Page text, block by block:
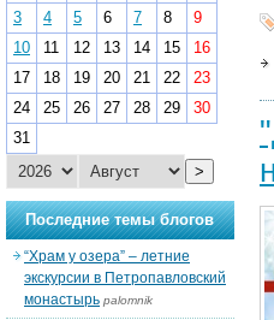
3
4 5 6 7 8
9
10
11 12 13 14 15
16
17
18 19 20 21 22
23
24
25 26 27 28 29
30
31
>
Последние темы блогов
“Храм у озера” – летние
экскурсии в Петропавловский
монастырь palomnik